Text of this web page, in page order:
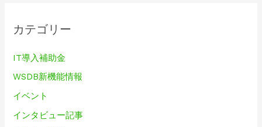
カテゴリー
IT導入補助金
WSDB新機能情報
イベント
インタビュー記事